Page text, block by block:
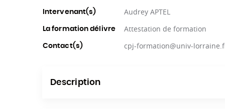
Intervenant(s) Audrey APTEL
La formation délivre Attestation de formation
Contact(s) cpj-formation@univ-
Description